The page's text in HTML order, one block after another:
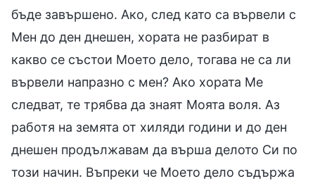
бъде завършено. Ако, след като са вървели с
Мен до ден днешен, хората не разбират в
какво се състои Моето дело, тогава не са ли
вървели напразно с мен? Ако хората Ме
следват, те трябва да знаят Моята воля. Аз
работя на земята от хиляди години и до ден
днешен продължавам да върша делото Си по
този начин. Въпреки че Моето дело съдържа